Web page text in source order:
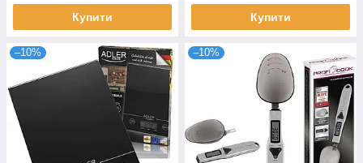
Купити Купити
–10% –10%